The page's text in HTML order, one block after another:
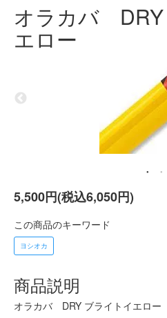
オラカバ DRY
エロー
5,500円(税込6,050円)
この商品のキーワード
ヨシオカ
商品説明
オラカバ DRY ブライトイエロー